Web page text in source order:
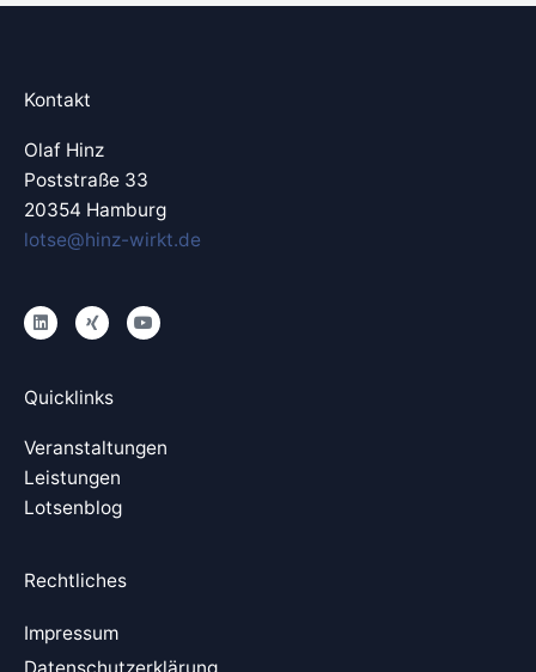
Kontakt
Olaf Hinz
Poststraße 33
20354 Hamburg
lotse@hinz-wirkt.de
L
i
n
d
X
i
n
Y
o
u
Quicklinks
Veranstaltungen
Leistungen
Lotsenblog
Rechtliches
Impressum